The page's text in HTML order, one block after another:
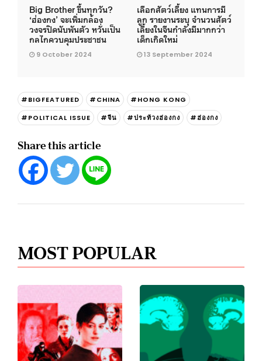
Big Brother ขึ้นทุกวัน?
‘ฮ่องกง’ จะเพิ่มกล้อง
วงจรปิดนับพันตัว หวั่นเป็น
กลไกควบคุมประชาชน
9 October 2024
เลือกสัตว์เลี้ยง แทนการมี
ลูก รายงานระบุ จำนวนสัตว์
เลี้ยงในจีนกำลังมีมากกว่า
เด็กเกิดใหม่
13 September 2024
#BIGFEATURED #CHINA
#HONG KONG
#POLITICAL ISSUE
#จีน #ประท้วงฮ่องกง #ฮ่องกง
Share this article
MOST POPULAR